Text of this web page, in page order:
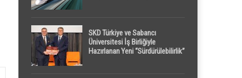
SKD Türkiye ve Sabancı
Üniversitesi İş Birliğiyle
Hazırlanan Yeni “Sürdürülebilirlik”